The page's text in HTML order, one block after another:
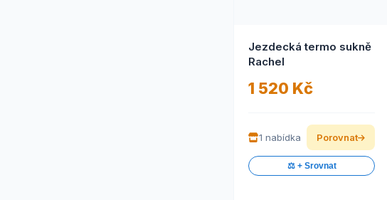
Jezdecká termo sukně
Rachel
1 520 Kč
1 nabídka Porovnat
⚖️ + Srovnat